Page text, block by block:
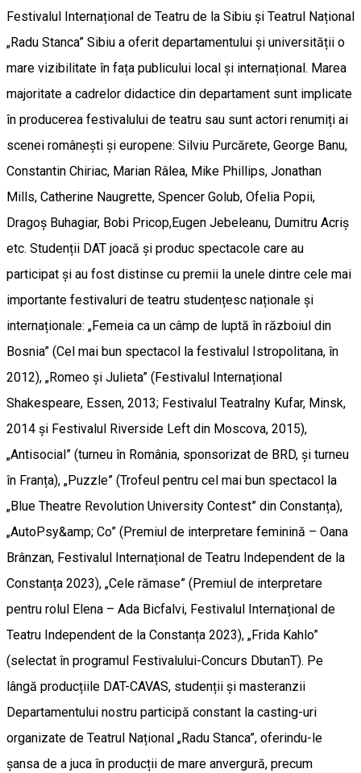
Festivalul Internațional de Teatru de la Sibiu și Teatrul Național
„Radu Stanca” Sibiu a oferit departamentului și universității o
mare vizibilitate în fața publicului local și internațional. Marea
majoritate a cadrelor didactice din departament sunt implicate
în producerea festivalului de teatru sau sunt actori renumiți ai
scenei românești și europene: Silviu Purcărete, George Banu,
Constantin Chiriac, Marian Râlea, Mike Phillips, Jonathan
Mills, Catherine Naugrette, Spencer Golub, Ofelia Popii,
Dragoș Buhagiar, Bobi Pricop,Eugen Jebeleanu, Dumitru Acriș
etc. Studenții DAT joacă și produc spectacole care au
participat și au fost distinse cu premii la unele dintre cele mai
importante festivaluri de teatru studențesc naționale și
internaționale: „Femeia ca un câmp de luptă în războiul din
Bosnia” (Cel mai bun spectacol la festivalul Istropolitana, în
2012), „Romeo și Julieta” (Festivalul Internațional
Shakespeare, Essen, 2013; Festivalul Teatralny Kufar, Minsk,
2014 și Festivalul Riverside Left din Moscova, 2015),
„Antisocial” (turneu în România, sponsorizat de BRD, și turneu
în Franța), „Puzzle” (Trofeul pentru cel mai bun spectacol la
„Blue Theatre Revolution University Contest” din Constanța),
„AutoPsy&amp; Co” (Premiul de interpretare feminină – Oana
Brânzan, Festivalul Internațional de Teatru Independent de la
Constanța 2023), „Cele rămase” (Premiul de interpretare
pentru rolul Elena – Ada Bicfalvi, Festivalul Internațional de
Teatru Independent de la Constanța 2023), „Frida Kahlo”
(selectat în programul Festivalului-Concurs DbutanT). Pe
lângă producțiile DAT-CAVAS, studenții și masteranzii
Departamentului nostru participă constant la casting-uri
organizate de Teatrul Național „Radu Stanca”, oferindu-le
șansa de a juca în producții de mare anvergură, precum